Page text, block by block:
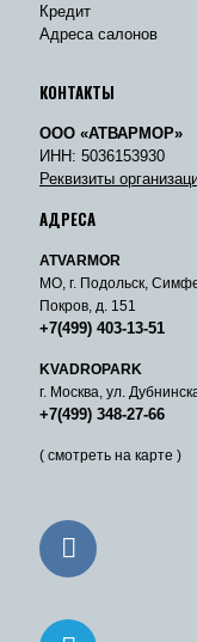
Кредит
Адреса салонов
КОНТАКТЫ
ООО «АТВАРМОР»
ИНН: 5036153930
Реквизиты
АДРЕСА
ATVARMOR
МО, г. Подольск,
Покров, д. 151
+7(499) 403-13-51
KVADROPARK
г. Москва, ул.
+7(499) 348-27-66
( смотреть на карте )